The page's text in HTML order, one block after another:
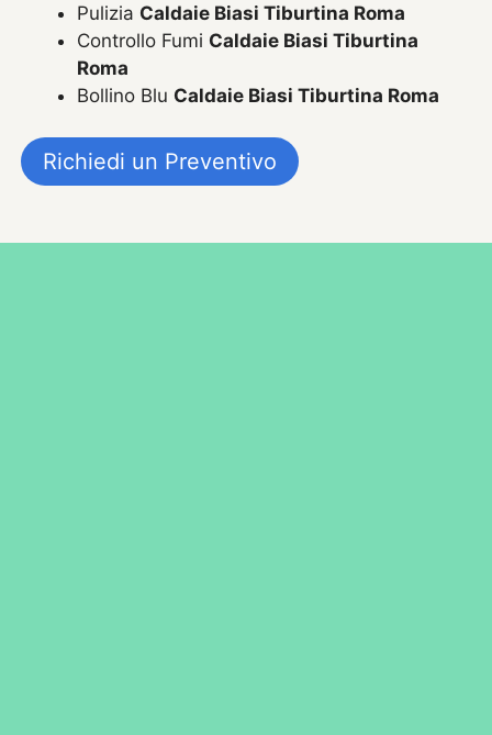
Pulizia Caldaie Biasi Tiburtina Roma
Controllo Fumi Caldaie Biasi Tiburtina
Roma
Bollino Blu Caldaie Biasi Tiburtina Roma
Richiedi un Preventivo